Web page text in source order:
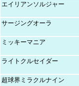
エイリアンソルジャー
サージングオーラ
ミッキーマニア
ライトクルセイダー
超球界ミラクルナイン